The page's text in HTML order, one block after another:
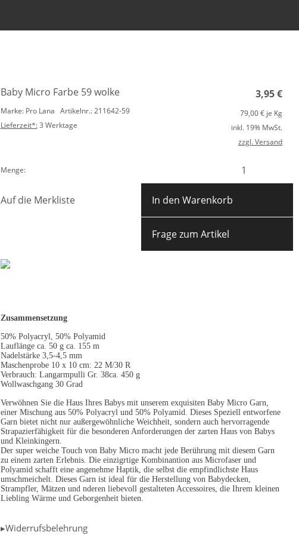
3,95€
Baby Micro Farbe 59 wolke
Marke: Pro Lana Artikelnr.: 211642-59
Lieferzeit*:3 Werktage
79,00€ je Kg
inkl. 19% MwSt.
zzgl. Versand
Menge:
Auf die Merkliste In den Warenkorb
Frage zum Artikel
Zusammensetzung
50% Polyacryl, 50% Polyamid
Lauflänge ca. 50 g ca. 155 m
Nadelstärke 3,5-4,5 mm
Maschenprobe 10 x 10 cm: 22 M/30 R
Verbrauch: Langarmpulli Gr. 38ca. 450 g
Wollwaschgang 30 Grad
Verwöhnen Sie die Haus Ihres Babys mit unserem exquisiten Baby Micro Garn,
einer Mischung aus 50% Polyacryl und 50% Polyamid. Dieses Speziell entworfene
Garn bietet nicht nur außergewöhnliche Weichheit, sondern auch hervorragende
Strapazierfähigkeit für die besonderen Anforderungen der zarten Haus von Babys
und Kleinkingern.
Der super weiche Touch von Baby Micro macht jede Berührung mit diesem Garn
zu einem zarten Erlebnis. Die einzigrtige Kombinantion aus Microfaser und
Polyamid schafft eine angenehme Haptik, die selbst die empfindlichste Haus
umschmeichelt. Dieses Garn ist ideal für die Herstellung von Babydecken,
Strampfler, Mätzen und nderen liebevoll gestalteten Accessoires, die Ihrem kleinen
Liebling Wärme und Geborgenheit bieten.
▸Widerrufsbelehrung